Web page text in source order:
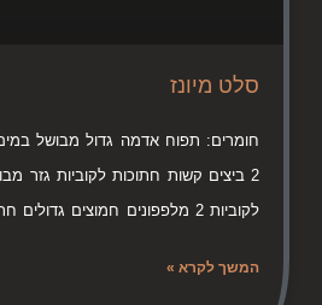
סלט מיונז
חומרים: תפוח אדמה גדול מבושל במים
2 ביצים קשות חתוכות לקוביות גזר
לקוביות 2 מלפפונים חמוצים גדולים חתוכים
המשך לקרא »